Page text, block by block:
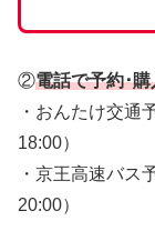
②電話で予約･購
・おんたけ交
18:00）
・京王高速バ
20:00）